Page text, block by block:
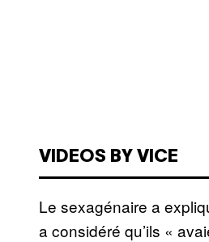
VIDEOS BY VICE
Le sexagénaire a
a considéré qu’ils «